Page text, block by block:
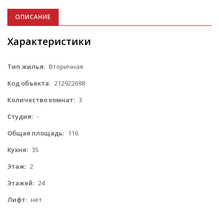
ОПИСАНИЕ
Характеристики
Тип жилья: Вторичная
Код объекта: 212922698
Количество комнат: 3
Студия: -
Общая площадь: 116
Кухня: 35
Этаж: 2
Этажей: 24
Лифт: нет